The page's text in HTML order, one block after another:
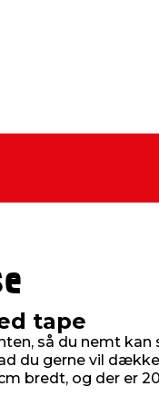
tape
så du nemt
du gerne vil
bredt, og der er